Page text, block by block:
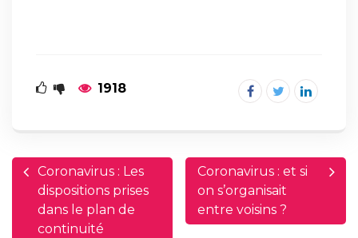
1918
Coronavirus : Les
dispositions prises
dans le plan de
continuité
Coronavirus : et si
on s’organisait
entre voisins ?